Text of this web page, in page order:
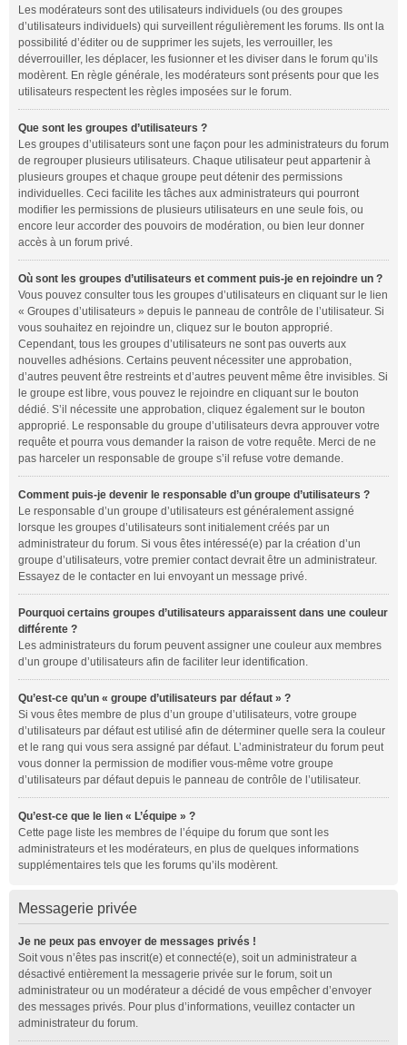
Les modérateurs sont des utilisateurs individuels (ou des groupes
d’utilisateurs individuels) qui surveillent régulièrement les forums. Ils ont la
possibilité d’éditer ou de supprimer les sujets, les verrouiller, les
déverrouiller, les déplacer, les fusionner et les diviser dans le forum qu’ils
modèrent. En règle générale, les modérateurs sont présents pour que les
utilisateurs respectent les règles imposées sur le forum.
Que sont les groupes d’utilisateurs ?
Les groupes d’utilisateurs sont une façon pour les administrateurs du forum
de regrouper plusieurs utilisateurs. Chaque utilisateur peut appartenir à
plusieurs groupes et chaque groupe peut détenir des permissions
individuelles. Ceci facilite les tâches aux administrateurs qui pourront
modifier les permissions de plusieurs utilisateurs en une seule fois, ou
encore leur accorder des pouvoirs de modération, ou bien leur donner
accès à un forum privé.
Où sont les groupes d’utilisateurs et comment puis-je en rejoindre un ?
Vous pouvez consulter tous les groupes d’utilisateurs en cliquant sur le lien
« Groupes d’utilisateurs » depuis le panneau de contrôle de l’utilisateur. Si
vous souhaitez en rejoindre un, cliquez sur le bouton approprié.
Cependant, tous les groupes d’utilisateurs ne sont pas ouverts aux
nouvelles adhésions. Certains peuvent nécessiter une approbation,
d’autres peuvent être restreints et d’autres peuvent même être invisibles. Si
le groupe est libre, vous pouvez le rejoindre en cliquant sur le bouton
dédié. S’il nécessite une approbation, cliquez également sur le bouton
approprié. Le responsable du groupe d’utilisateurs devra approuver votre
requête et pourra vous demander la raison de votre requête. Merci de ne
pas harceler un responsable de groupe s’il refuse votre demande.
Comment puis-je devenir le responsable d’un groupe d’utilisateurs ?
Le responsable d’un groupe d’utilisateurs est généralement assigné
lorsque les groupes d’utilisateurs sont initialement créés par un
administrateur du forum. Si vous êtes intéressé(e) par la création d’un
groupe d’utilisateurs, votre premier contact devrait être un administrateur.
Essayez de le contacter en lui envoyant un message privé.
Pourquoi certains groupes d’utilisateurs apparaissent dans une couleur
différente ?
Les administrateurs du forum peuvent assigner une couleur aux membres
d’un groupe d’utilisateurs afin de faciliter leur identification.
Qu’est-ce qu’un « groupe d’utilisateurs par défaut » ?
Si vous êtes membre de plus d’un groupe d’utilisateurs, votre groupe
d’utilisateurs par défaut est utilisé afin de déterminer quelle sera la couleur
et le rang qui vous sera assigné par défaut. L’administrateur du forum peut
vous donner la permission de modifier vous-même votre groupe
d’utilisateurs par défaut depuis le panneau de contrôle de l’utilisateur.
Qu’est-ce que le lien « L’équipe » ?
Cette page liste les membres de l’équipe du forum que sont les
administrateurs et les modérateurs, en plus de quelques informations
supplémentaires tels que les forums qu’ils modèrent.
Messagerie privée
Je ne peux pas envoyer de messages privés !
Soit vous n’êtes pas inscrit(e) et connecté(e), soit un administrateur a
désactivé entièrement la messagerie privée sur le forum, soit un
administrateur ou un modérateur a décidé de vous empêcher d’envoyer
des messages privés. Pour plus d’informations, veuillez contacter un
administrateur du forum.